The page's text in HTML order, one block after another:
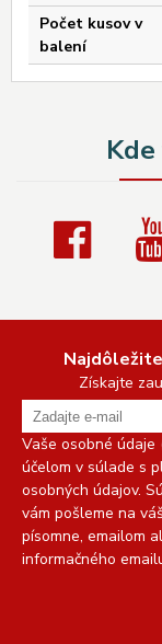
Počet kusov v
balení
Získajte
Vaše osobné
účelom v súlade s
osobných údajov.
vám pošleme na
písomne, emailom
informačného